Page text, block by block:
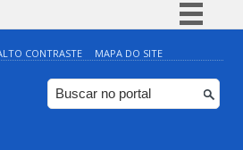
Simplifique!
Comunica BR
Participe
CONTRASTE MAPA DO SITE